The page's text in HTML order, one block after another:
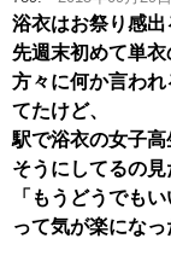
浴衣はお祭り感出
先週末初めて単
方々に何か言わ
てたけど、
駅で浴衣の女子
そうにしてるの見
「もうどうでも
って気が楽になっ